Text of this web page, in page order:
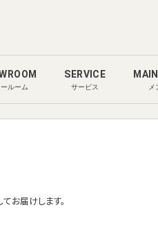
ルーム
SERVICE
サービス メ
お届けします。